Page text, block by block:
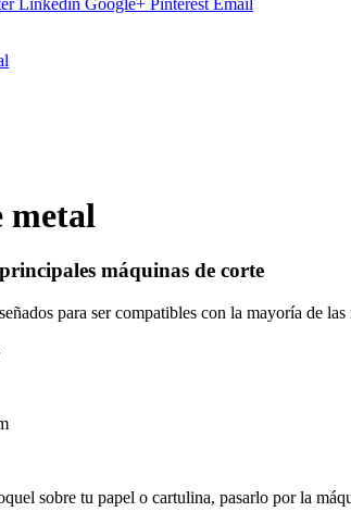
metal
máquinas de corte
para ser compatibles con la mayoría de
sobre tu papel o cartulina, pasarlo por la